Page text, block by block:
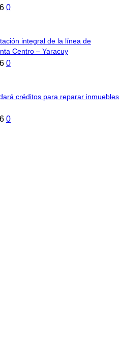
0
integral de la línea de
Centro – Yaracuy
0
créditos para reparar inmuebles
0